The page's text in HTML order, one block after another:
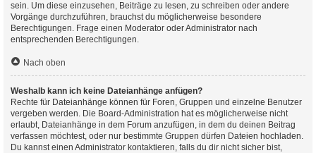
sein. Um diese einzusehen, Beiträge zu lesen, zu schreiben oder andere
Vorgänge durchzuführen, brauchst du möglicherweise besondere
Berechtigungen. Frage einen Moderator oder Administrator nach
entsprechenden Berechtigungen.
Nach oben
Weshalb kann ich keine Dateianhänge anfügen?
Rechte für Dateianhänge können für Foren, Gruppen und einzelne Benutzer
vergeben werden. Die Board-Administration hat es möglicherweise nicht
erlaubt, Dateianhänge in dem Forum anzufügen, in dem du deinen Beitrag
verfassen möchtest, oder nur bestimmte Gruppen dürfen Dateien hochladen.
Du kannst einen Administrator kontaktieren, falls du dir nicht sicher bist,